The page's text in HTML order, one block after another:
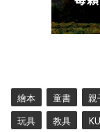
繪本 童書 親
玩具 教具